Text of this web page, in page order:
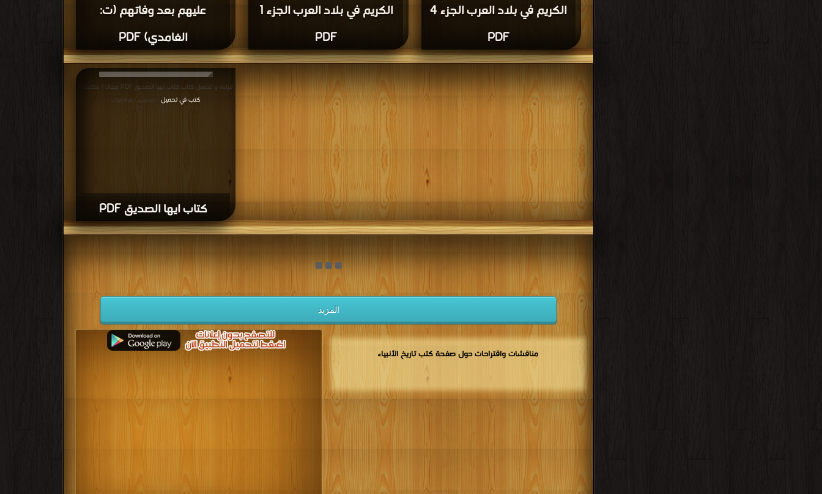
عليهم بعد وفاتهم (ت:
الغامدي) PDF
الكريم في بلاد العرب الجزء 1
PDF
الكريم في بلاد العرب الجزء 4
PDF
كتاب ايها الصديق PDF
قراءة و تحميل كتاب كتاب ايها الصديق PDF مجانا | مكتبة >
كتب في تحميل | التحميل : مرة/مرات
المزيد
مناقشات واقتراحات حول صفحة كتب تاريخ الأنبياء